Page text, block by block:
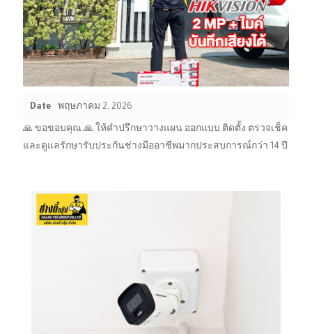
Date พฤษภาคม 2, 2026
🙏 ขอขอบคุณ 🙏 ให้คำปรึกษาวางแผน ออกแบบ ติดตั้ง ตรวจเช็ค
และดูแลรักษารับประกันช่างมืออาชีพมากประสบการณ์กว่า 14 ปี